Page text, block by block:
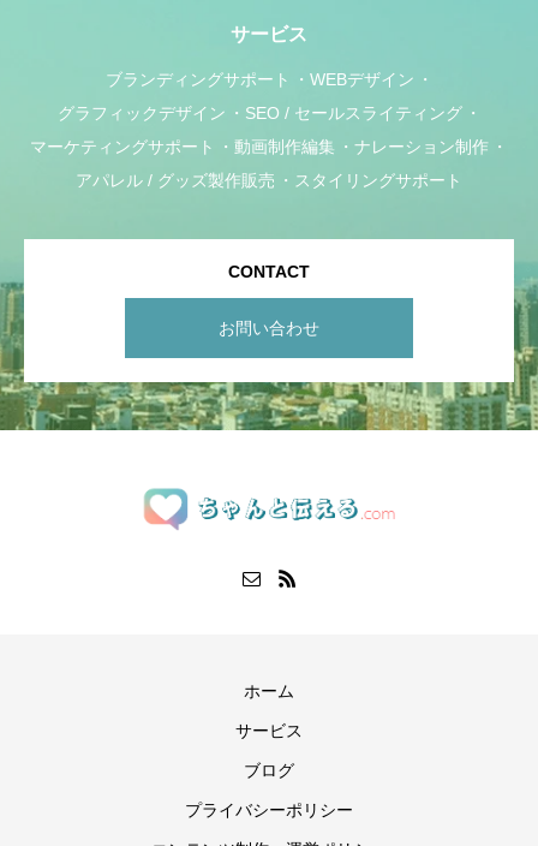
サービス
ブランディングサポート
WEBデザイン
グラフィックデザイン
SEO / セールスライティング
マーケティングサポート
動画制作編集
ナレーション制作
アパレル / グッズ製作販売
スタイリングサポート
CONTACT
お問い合わせ
ホーム
サービス
ブログ
プライバシーポリシー